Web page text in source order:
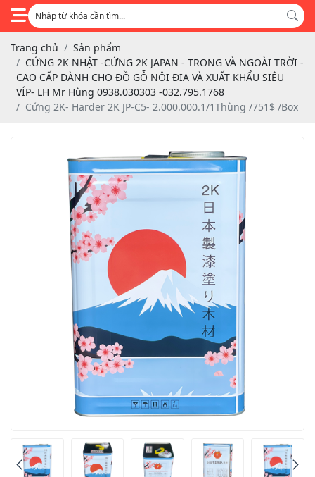
Trang chủ
Sản phẩm
CỨNG 2K NHẬT -CỨNG 2K JAPAN - TRONG VÀ NGOÀI TRỜI -
CAO CẤP DÀNH CHO ĐỒ GỖ NỘI ĐỊA VÀ XUẤT KHẨU SIÊU
VÍP- LH Mr Hùng 0938.030303 -032.795.1768
Cứng 2K- Harder 2K JP-C5- 2.000.000.1/1Thùng /751$ /Box